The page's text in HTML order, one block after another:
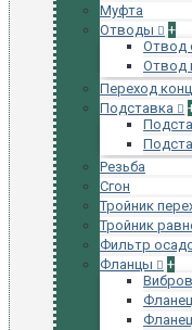
Муфта
Отводы
+
Отвод
Отвод
Переход
Подставка
Резьба
Сгон
Тройник
Тройник
Фильтр
Фланцы
+